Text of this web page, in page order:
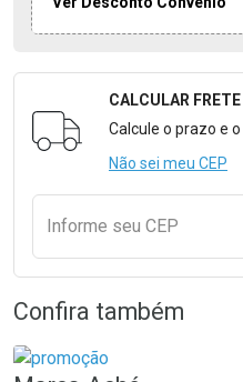
Formulário para
CALCULAR FRETE
Calcule o prazo e
Não sei meu CEP
Informe seu CEP
Confira também